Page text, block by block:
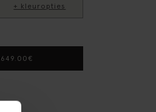
+ kleuropties
649.00 €